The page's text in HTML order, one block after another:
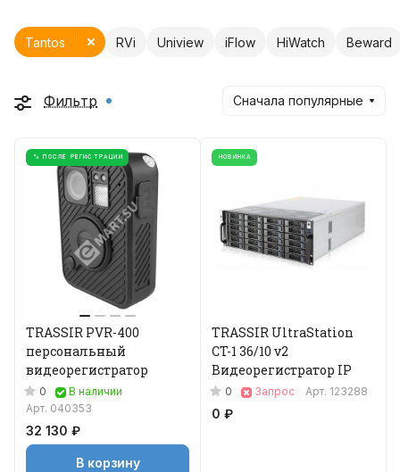
RVi Uniview iFlow HiWatch Beward
Tantos
Фильтр Сначала популярные
% ПОСЛЕ РЕГИСТРАЦИИ
TRASSIR PVR-400
персональный
видеорегистратор
0
В наличии
Арт. 040353
32 130 ₽
В корзину
НОВИНКА
TRASSIR UltraStation
CT-1 36/10 v2
Видеорегистратор IP
0 Запрос Арт. 123288
0 ₽